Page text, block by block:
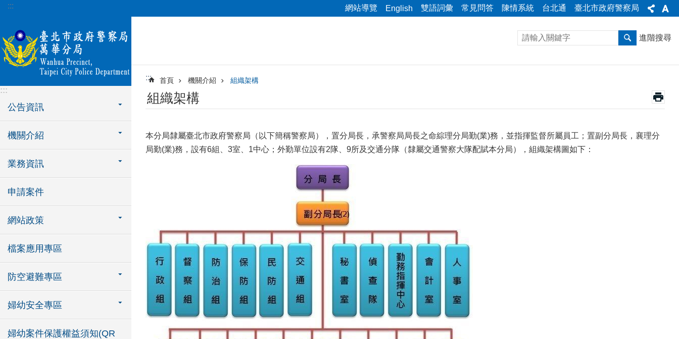
跳到主要內容區塊
::: 網站導覽 English 雙語詞彙 常見問答 陳情系統 台北通 臺北市政府警察局
:::
公告資訊
機關介紹
業務資訊
申請案件
網站政策
檔案應用專區
防空避難專區
婦幼安全專區
婦幼案件保護權益須知(QR
進階搜尋
::: 首頁 機關介紹 組織架構
組織架構
本分局隸屬臺北市政府警察局（以下簡稱警察局），置分局長，承警察局局長之命綜理分局勤(業)務，並指揮監督所屬員工；置副分局長，襄理分
局勤(業)務，設有6組、3室、1中心；外勤單位設有2隊、9所及交通分隊（隸屬交通警察大隊配賦本分局），組織架構圖如下：